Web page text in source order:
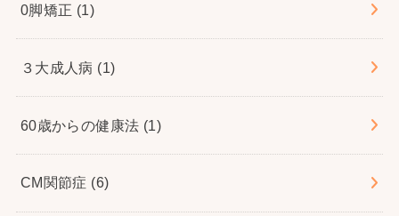
0脚矯正 (1)
３大成人病 (1)
60歳からの健康法 (1)
CM関節症 (6)